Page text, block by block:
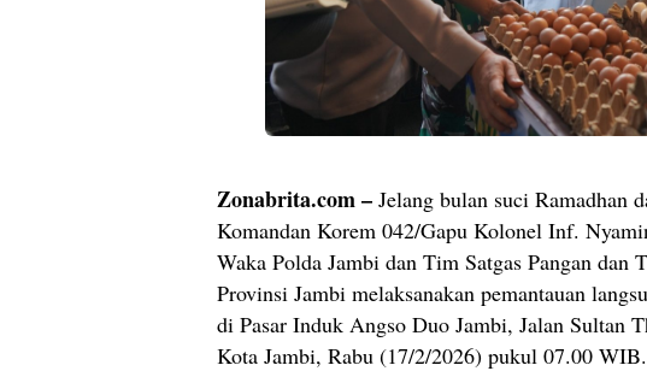
Zonabrita.com – Jelang bulan suci Ramadhan
Komandan Korem 042/Gapu Kolonel Inf.
Waka Polda Jambi dan Tim Satgas Pangan
Provinsi Jambi melaksanakan pemantauan
di Pasar Induk Angso Duo Jambi, Jalan Sultan
Kota Jambi, Rabu (17/2/2026) pukul 07.00 WIB.